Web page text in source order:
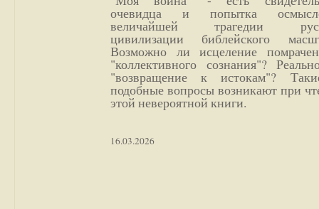
очевидца и попытка
величайшей трагедии
цивилизации библейского
Возможно ли исцеление
"коллективного сознания"?
"возвращение к истокам"?
подобные вопросы возникают при
этой невероятной книги.
16.03.2026